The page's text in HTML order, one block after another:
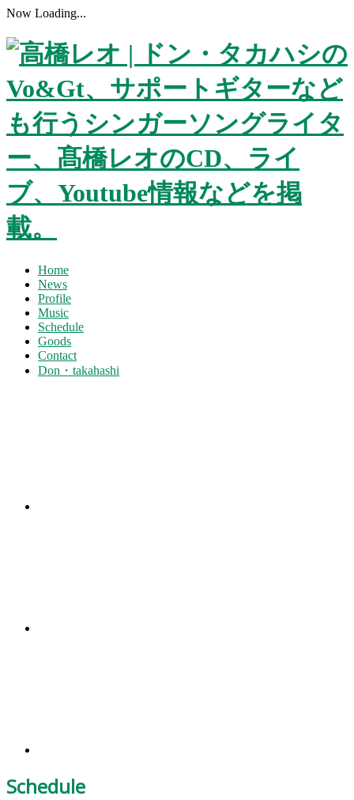
Now Loading...
Home
News
Profile
Music
Schedule
Goods
Contact
Don・takahashi
Schedule